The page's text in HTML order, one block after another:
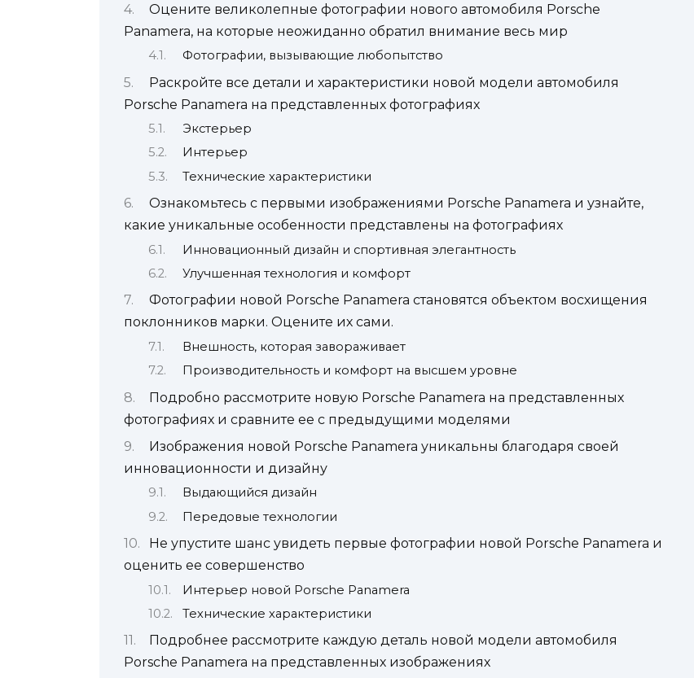
Оцените великолепные фотографии нового автомобиля Porsche
Panamera, на которые неожиданно обратил внимание весь мир
Фотографии, вызывающие любопытство
Раскройте все детали и характеристики новой модели автомобиля
Porsche Panamera на представленных фотографиях
Экстерьер
Интерьер
Технические характеристики
Ознакомьтесь с первыми изображениями Porsche Panamera и узнайте,
какие уникальные особенности представлены на фотографиях
Инновационный дизайн и спортивная элегантность
Улучшенная технология и комфорт
Фотографии новой Porsche Panamera становятся объектом восхищения
поклонников марки. Оцените их сами.
Внешность, которая завораживает
Производительность и комфорт на высшем уровне
Подробно рассмотрите новую Porsche Panamera на представленных
фотографиях и сравните ее с предыдущими моделями
Изображения новой Porsche Panamera уникальны благодаря своей
инновационности и дизайну
Выдающийся дизайн
Передовые технологии
Не упустите шанс увидеть первые фотографии новой Porsche Panamera и
оценить ее совершенство
Интерьер новой Porsche Panamera
Технические характеристики
Подробнее рассмотрите каждую деталь новой модели автомобиля
Porsche Panamera на представленных изображениях